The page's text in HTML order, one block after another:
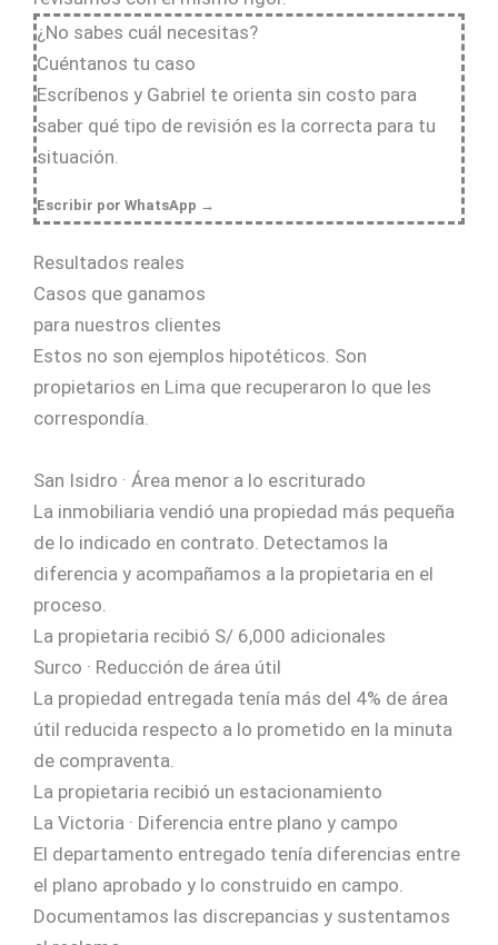
¿No sabes cuál necesitas?
Cuéntanos tu caso
Escríbenos y Gabriel te orienta sin costo para
saber qué tipo de revisión es la correcta para tu
situación.
Escribir por WhatsApp →
Resultados reales
Casos que ganamos
para nuestros clientes
Estos no son ejemplos hipotéticos. Son
propietarios en Lima que recuperaron lo que les
correspondía.
San Isidro · Área menor a lo escriturado
La inmobiliaria vendió una propiedad más pequeña
de lo indicado en contrato. Detectamos la
diferencia y acompañamos a la propietaria en el
proceso.
La propietaria recibió S/ 6,000 adicionales
Surco · Reducción de área útil
La propiedad entregada tenía más del 4% de área
útil reducida respecto a lo prometido en la minuta
de compraventa.
La propietaria recibió un estacionamiento
La Victoria · Diferencia entre plano y campo
El departamento entregado tenía diferencias entre
el plano aprobado y lo construido en campo.
Documentamos las discrepancias y sustentamos